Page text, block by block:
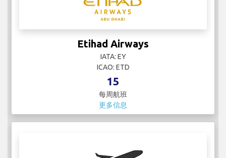
Etihad Airways
IATA: EY
ICAO: ETD
15
每周航班
更多信息